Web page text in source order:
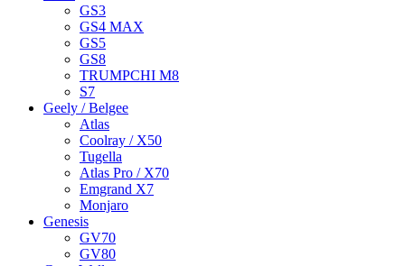
GS3
GS4 MAX
GS5
GS8
TRUMPCHI M8
S7
Geely / Belgee
Atlas
Coolray / X50
Tugella
Atlas Pro / X70
Emgrand X7
Monjaro
Genesis
GV70
GV80